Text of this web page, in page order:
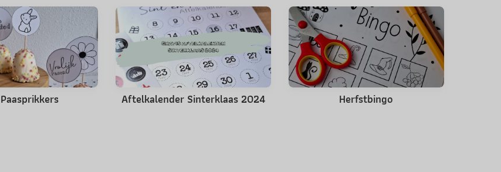
Aftelkalender Sinterklaas 2024 Herfstbingo